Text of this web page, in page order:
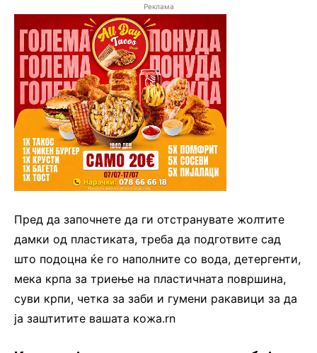
Реклама
Пред да започнете да ги отстранувате жолтите
дамки од пластиката, треба да подготвите сад
што подоцна ќе го наполните со вода, детергенти,
мека крпа за триење на пластичната површина,
суви крпи, четка за заби и гумени ракавици за да
ја заштитите вашата кожа.rn